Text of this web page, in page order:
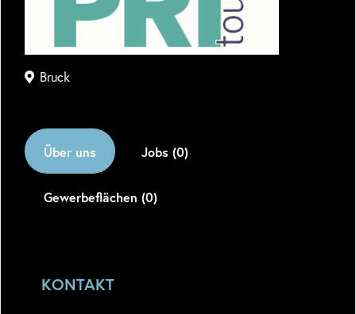
Bruck
Über uns Jobs (0)
Gewerbeflächen (0)
KONTAKT